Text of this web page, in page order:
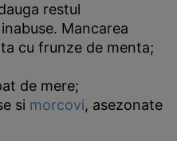
restul
Mancarea
cu frunze de menta;
de mere;
si morcovi, asezonate